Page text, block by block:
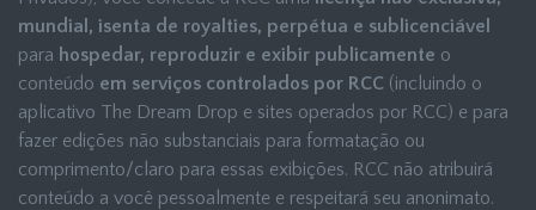
mundial, isenta de royalties, perpétua e sublicenciável
para hospedar, reproduzir e exibir publicamente o
conteúdo em serviços controlados por RCC (incluindo o
aplicativo The Dream Drop e sites operados por RCC) e para
fazer edições não substanciais para formatação ou
comprimento/claro para essas exibições. RCC não atribuirá
conteúdo a você pessoalmente e respeitará seu anonimato.